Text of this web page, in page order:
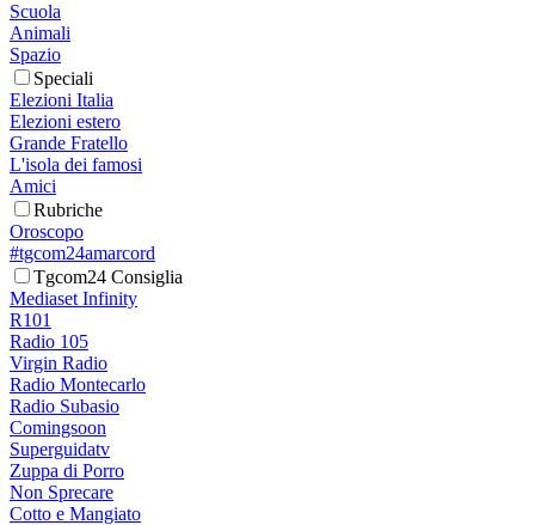
Scuola
Animali
Spazio
Speciali
Elezioni Italia
Elezioni estero
Grande Fratello
L'isola dei famosi
Amici
Rubriche
Oroscopo
#tgcom24amarcord
Tgcom24 Consiglia
Mediaset Infinity
R101
Radio 105
Virgin Radio
Radio Montecarlo
Radio Subasio
Comingsoon
Superguidatv
Zuppa di Porro
Non Sprecare
Cotto e Mangiato